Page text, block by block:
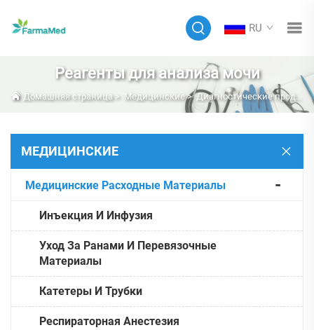
RU
Реагенты для анализа мочи
Домашняя страница> Медицинские>Диагностические продукты
МЕДИЦИНСКИЕ
Медицинские Расходные Материалы
Инъекция И Инфузия
Уход За Ранами И Перевязочные
Материалы
Катетеры И Трубки
Респираторная Анестезия